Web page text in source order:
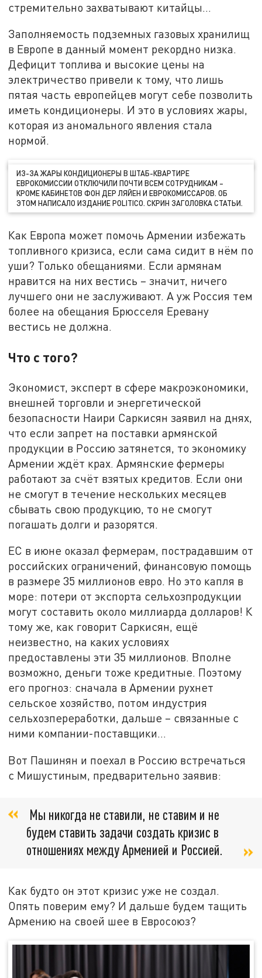
стремительно захватывают китайцы...
Заполняемость подземных газовых хранилищ
в Европе в данный момент рекордно низка.
Дефицит топлива и высокие цены на
электричество привели к тому, что лишь
пятая часть европейцев могут себе позволить
иметь кондиционеры. И это в условиях жары,
которая из аномального явления стала
нормой.
ИЗ-ЗА ЖАРЫ КОНДИЦИОНЕРЫ В ШТАБ-КВАРТИРЕ
ЕВРОКОМИССИИ ОТКЛЮЧИЛИ ПОЧТИ ВСЕМ СОТРУДНИКАМ –
КРОМЕ КАБИНЕТОВ ФОН ДЕР ЛЯЙЕН И ЕВРОКОМИССАРОВ. ОБ
ЭТОМ НАПИСАЛО ИЗДАНИЕ POLITICO. СКРИН ЗАГОЛОВКА СТАТЬИ.
Как Европа может помочь Армении избежать
топливного кризиса, если сама сидит в нём по
уши? Только обещаниями. Если армянам
нравится на них вестись – значит, ничего
лучшего они не заслуживают. А уж Россия тем
более на обещания Брюсселя Еревану
вестись не должна.
Что с того?
Экономист, эксперт в сфере макроэкономики,
внешней торговли и энергетической
безопасности Наири Саркисян заявил на днях,
что если запрет на поставки армянской
продукции в Россию затянется, то экономику
Армении ждёт крах. Армянские фермеры
работают за счёт взятых кредитов. Если они
не смогут в течение нескольких месяцев
сбывать свою продукцию, то не смогут
погашать долги и разорятся.
ЕС в июне оказал фермерам, пострадавшим от
российских ограничений, финансовую помощь
в размере 35 миллионов евро. Но это капля в
море: потери от экспорта сельхозпродукции
могут составить около миллиарда долларов! К
тому же, как говорит Саркисян, ещё
неизвестно, на каких условиях
предоставлены эти 35 миллионов. Вполне
возможно, деньги тоже кредитные. Поэтому
его прогноз: сначала в Армении рухнет
сельское хозяйство, потом индустрия
сельхозпереработки, дальше – связанные с
ними компании-поставщики…
Вот Пашинян и поехал в Россию встречаться
с Мишустиным, предварительно заявив:
Мы никогда не ставили, не ставим и не
будем ставить задачи создать кризис в
отношениях между Арменией и Россией.
Как будто он этот кризис уже не создал.
Опять поверим ему? И дальше будем тащить
Армению на своей шее в Евросоюз?